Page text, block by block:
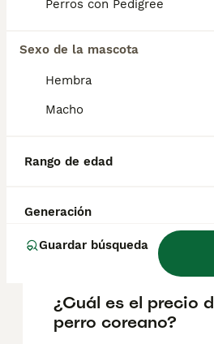
Perros con Pedigree
Sexo de la mascota
Hembra
Macho
Rango de edad
Generación
Guardar búsqueda
salud y el bienestar de los
de comprometerse siempre
¿Los perros Jindo
¿Qué es un perro
¿Cuál es el precio
perro coreano?